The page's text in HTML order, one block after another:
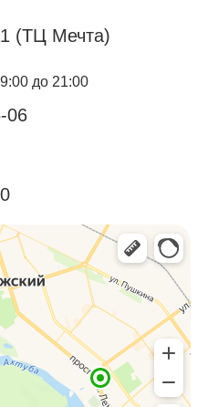
(ТЦ Мечта)
до 21:00
06